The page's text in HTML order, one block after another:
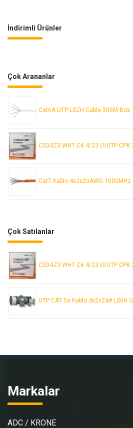
İndirimli Ürünler
Çok Arananlar
Cat6A UTP LSZH Cable,305M
CS34Z3 WHT C6 4/23 U/UTP CPK
Cat7 Kablo 4x2x23AWG 1000MHz
Çok Satılanlar
CS34Z3 WHT C6 4/23 U/UTP CPK
UTP CAT 5e Kablo 4x2x24# LS0H
Markalar
ADC / KRONE